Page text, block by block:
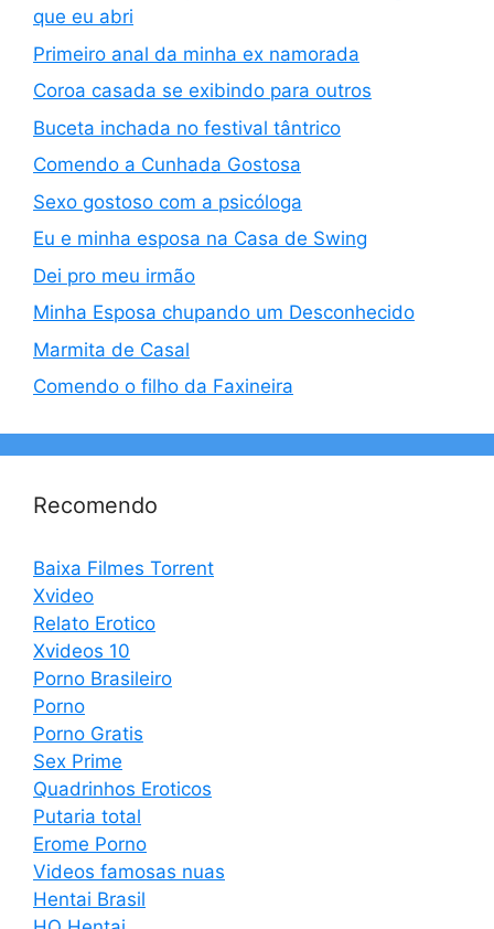
que eu abri
Primeiro anal da minha ex namorada
Coroa casada se exibindo para outros
Buceta inchada no festival tântrico
Comendo a Cunhada Gostosa
Sexo gostoso com a psicóloga
Eu e minha esposa na Casa de Swing
Dei pro meu irmão
Minha Esposa chupando um Desconhecido
Marmita de Casal
Comendo o filho da Faxineira
Recomendo
Baixa Filmes Torrent
Xvideo
Relato Erotico
Xvideos 10
Porno Brasileiro
Porno
Porno Gratis
Sex Prime
Quadrinhos Eroticos
Putaria total
Erome Porno
Videos famosas nuas
Hentai Brasil